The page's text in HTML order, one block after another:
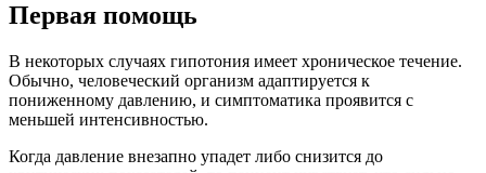
Первая помощь
В некоторых случаях гипотония имеет хроническое течение.
Обычно, человеческий организм адаптируется к
пониженному давлению, и симптоматика проявится с
меньшей интенсивностью.
Когда давление внезапно упадет либо снизится до